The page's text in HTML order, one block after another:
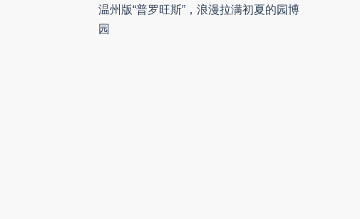
温州版“普罗旺斯”，浪漫拉满初夏的园博
园